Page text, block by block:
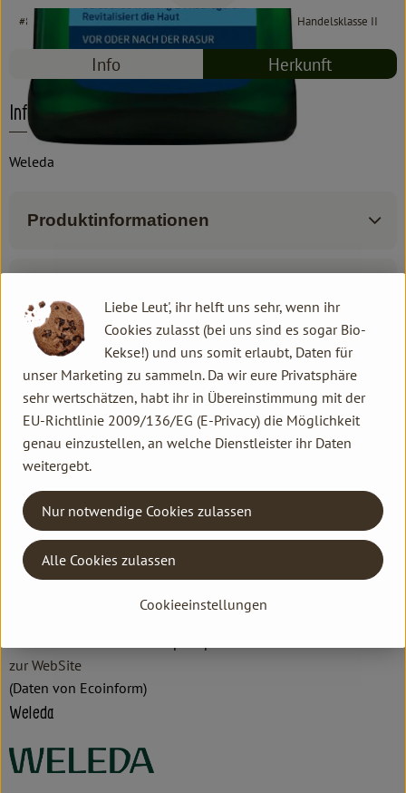
#8452 14,49 €/ 100 ml 144,90 € Handelsklasse II
Info Herkunft
Info
Weleda
Produktinformationen
Herkunft
Hersteller: Weleda
DV
Weleda AG
D 73525 Schwäbisch Gmünd
zur WebSite
(Daten von Ecoinform)
Weleda
Liebe Leut', ihr helft uns sehr, wenn ihr
Cookies zulasst (bei uns sind es sogar Bio-
Kekse!) und uns somit erlaubt, Daten für
unser Marketing zu sammeln. Da wir eure Privatsphäre
sehr wertschätzen, habt ihr in Übereinstimmung mit der
EU-Richtlinie 2009/136/EG (E-Privacy) die Möglichkeit
genau einzustellen, an welche Dienstleister ihr Daten
weitergebt.
Cookieeinstellungen
Nur notwendige Cookies zulassen
Alle Cookies zulassen